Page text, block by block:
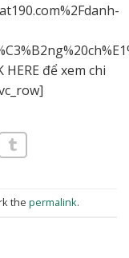
để xem chi
the permalink.